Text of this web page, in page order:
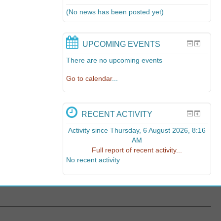
(No news has been posted yet)
UPCOMING EVENTS
There are no upcoming events
Go to calendar...
RECENT ACTIVITY
Activity since Thursday, 6 August 2026, 8:16
AM
Full report of recent activity...
No recent activity